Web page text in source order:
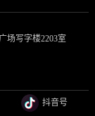
场写字楼2203室
抖音号